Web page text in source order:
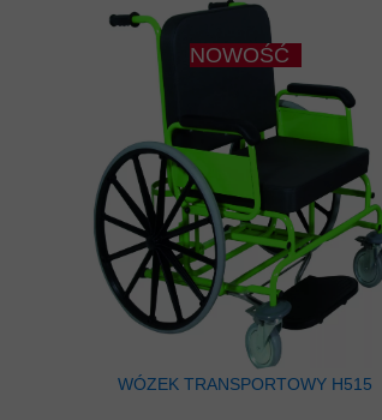
NOWOŚĆ
WÓZEK TRANSPORTOWY H515